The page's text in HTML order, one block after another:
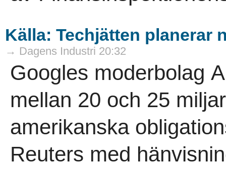
Källa: Techjätten planerar
→ Dagens Industri 20:32
Googles moderbolag
mellan 20 och 25
amerikanska
Reuters med